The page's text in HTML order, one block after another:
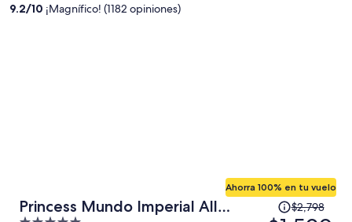
9.2/10 ¡Magnífico! (1182 opiniones)
Princess Mundo Imperial All
Ahorra 100% en tu vuelo
$2,798